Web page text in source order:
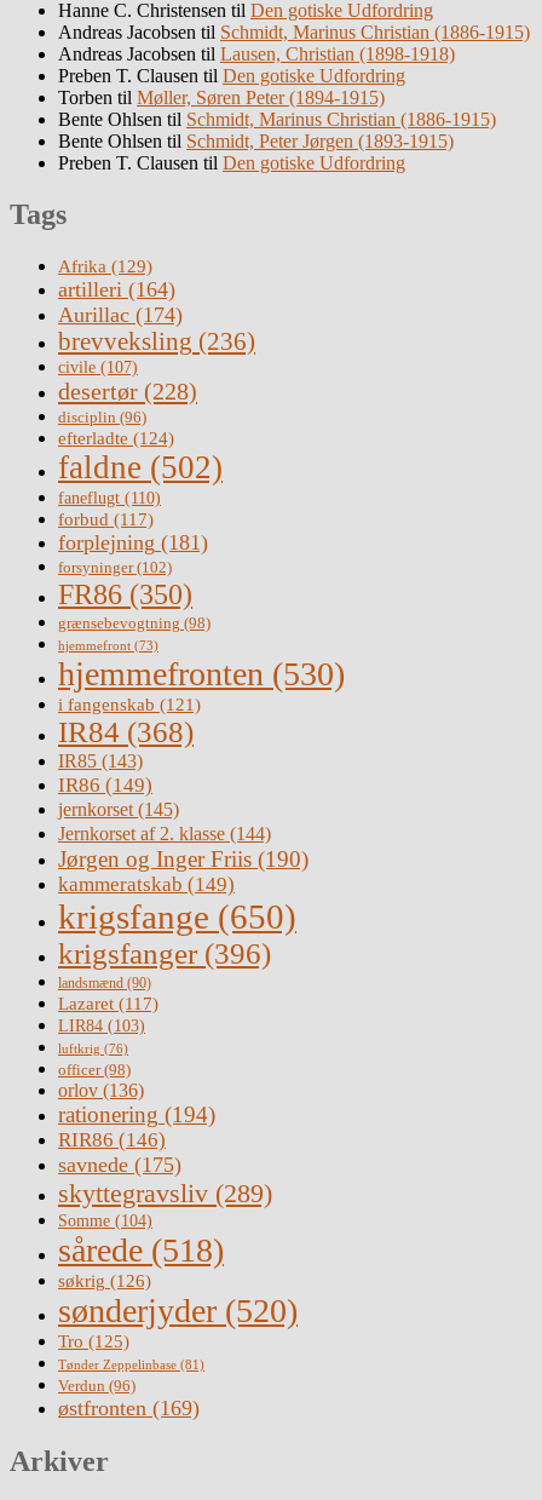
Hanne C. Christensen til Den gotiske Udfordring
Andreas Jacobsen til Schmidt, Marinus Christian (1886-1915)
Andreas Jacobsen til Lausen, Christian (1898-1918)
Preben T. Clausen til Den gotiske Udfordring
Torben til Møller, Søren Peter (1894-1915)
Bente Ohlsen til Schmidt, Marinus Christian (1886-1915)
Bente Ohlsen til Schmidt, Peter Jørgen (1893-1915)
Preben T. Clausen til Den gotiske Udfordring
Tags
Afrika (129)
artilleri (164)
Aurillac (174)
brevveksling (236)
civile (107)
desertør (228)
disciplin (96)
efterladte (124)
faldne (502)
faneflugt (110)
forbud (117)
forplejning (181)
forsyninger(102)
FR86 (350)
grænsebevogtning (98)
hjemmefront (73)
hjemmefronten (530)
i fangenskab (121)
IR84 (368)
IR85 (143)
IR86 (149)
jernkorset(145)
Jernkorset af 2. klasse (144)
Jørgen og Inger Friis (190)
kammeratskab (149)
krigsfange (650)
krigsfanger (396)
landsmænd (90)
Lazaret (117)
LIR84 (103)
luftkrig (76)
officer(98)
orlov (136)
rationering (194)
RIR86 (146)
savnede (175)
skyttegravsliv (289)
Somme (104)
sårede (518)
søkrig (126)
sønderjyder (520)
Tro (125)
Tønder Zeppelinbase (81)
Verdun (96)
østfronten (169)
Arkiver